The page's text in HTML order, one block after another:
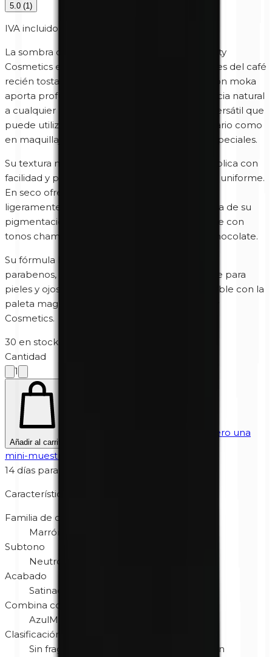
5.0 (1)
IVA incluido
La sombra de ojos mineral Mocha 0426 de Unity
Cosmetics está inspirada en los intensos matices del café
recién tostado y el cacao. Su cálido tono marrón moka
aporta profundidad, sofisticación y una elegancia natural
a cualquier maquillaje. Es una tonalidad muy versátil que
puede utilizarse tanto en looks discretos de diario como
en maquillajes más intensos para ocasiones especiales.
Su textura mineral, suave y aterciopelada, se aplica con
facilidad y permite difuminar el color de forma uniforme.
En seco ofrece un acabado delicado y natural;
ligeramente humedecida revela toda la riqueza de su
pigmentación. Mocha combina perfectamente con
tonos champagne, dorados, beige y marrón chocolate.
Su fórmula hipoalergénica, libre de perfume y
parabenos, ha sido desarrollada especialmente para
pieles y ojos sensibles. El recambio es compatible con la
paleta magnética de sombras de ojos de Unity
Cosmetics.
30 en stock
Cantidad
1
Añadir al carrito
¿No estás seguro? Prueba primero una
mini-muestra
14 días para devolver
Características
Familia de color
Marrón
Subtono
Neutro
Acabado
Satinado
Combina con color de ojos
AzulMarrón
Clasificación
Sin fragancia
No testado en